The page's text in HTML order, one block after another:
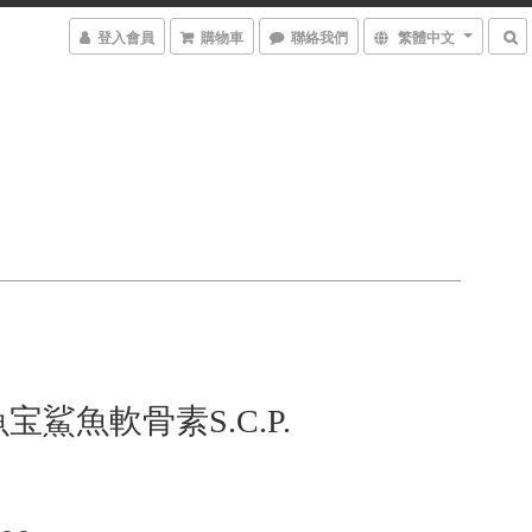
登入會員 購物車 聯絡我們 繁體中文
鯊魚軟骨素S.C.P.